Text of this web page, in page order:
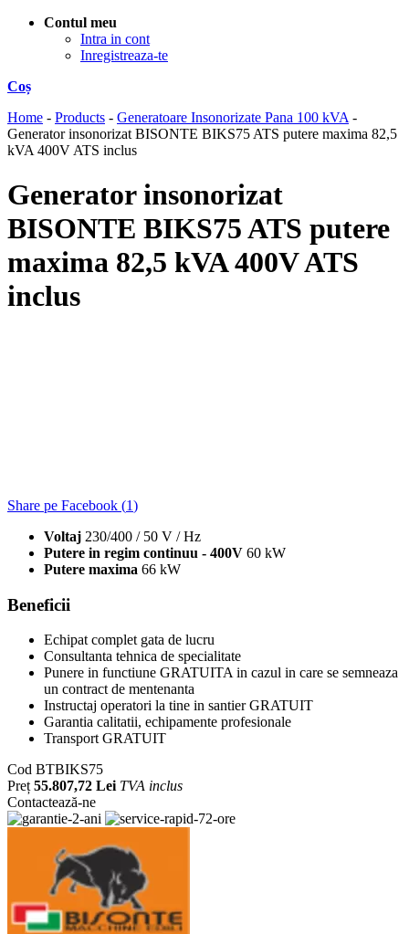
Contul meu
Intra in cont
Inregistreaza-te
Coș
Home - Products - Generatoare Insonorizate Pana 100 kVA -
Generator insonorizat BISONTE BIKS75 ATS putere maxima 82,5
kVA 400V ATS inclus
Generator insonorizat
BISONTE BIKS75 ATS putere
maxima 82,5 kVA 400V ATS
inclus
Share pe Facebook (1)
Voltaj 230/400 / 50 V / Hz
Putere in regim continuu - 400V 60 kW
Putere maxima 66 kW
Beneficii
Echipat complet gata de lucru
Consultanta tehnica de specialitate
Punere in functiune GRATUITA in cazul in care se semneaza
un contract de mentenanta
Instructaj operatori la tine in santier GRATUIT
Garantia calitatii, echipamente profesionale
Transport GRATUIT
Cod BTBIKS75
Preț 55.807,72 Lei TVA inclus
Contactează-ne